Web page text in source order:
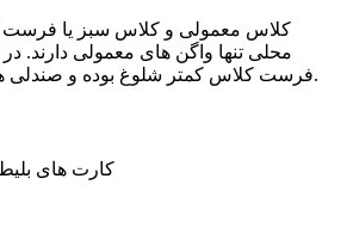
کلاس معمولی و کلاس سبز یا فرست
محلی تنها واگن های معمولی دارند.
فرست کلاس کمتر شلوغ بوده و صندلی های جادار بیشتری دارند.
کارت های